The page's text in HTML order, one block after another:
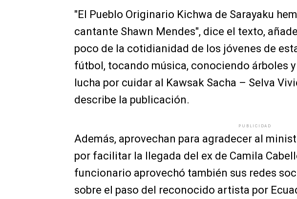
"El Pueblo Originario Kichwa de Sarayaku
cantante Shawn Mendes", dice el texto,
poco de la cotidianidad de los jóvenes de
fútbol, tocando música, conociendo árboles
lucha por cuidar al Kawsak Sacha – Selva
describe la publicación.
PUBLICIDAD
Además, aprovechan para agradecer al
por facilitar la llegada del ex de Camila
funcionario aprovechó también sus redes
sobre el paso del reconocido artista por